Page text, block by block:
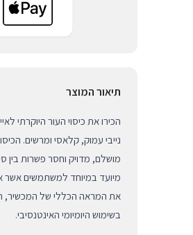
תיאור המוצר
נייבי עמוק, קלאסי ומרשים.
מושלם, מדויק וחסר פשרות בין
מיועד במיוחד למשתמשים אשר
את המראה הכללי של המכשיר,
בשימוש היומיומי האינטנסיבי.